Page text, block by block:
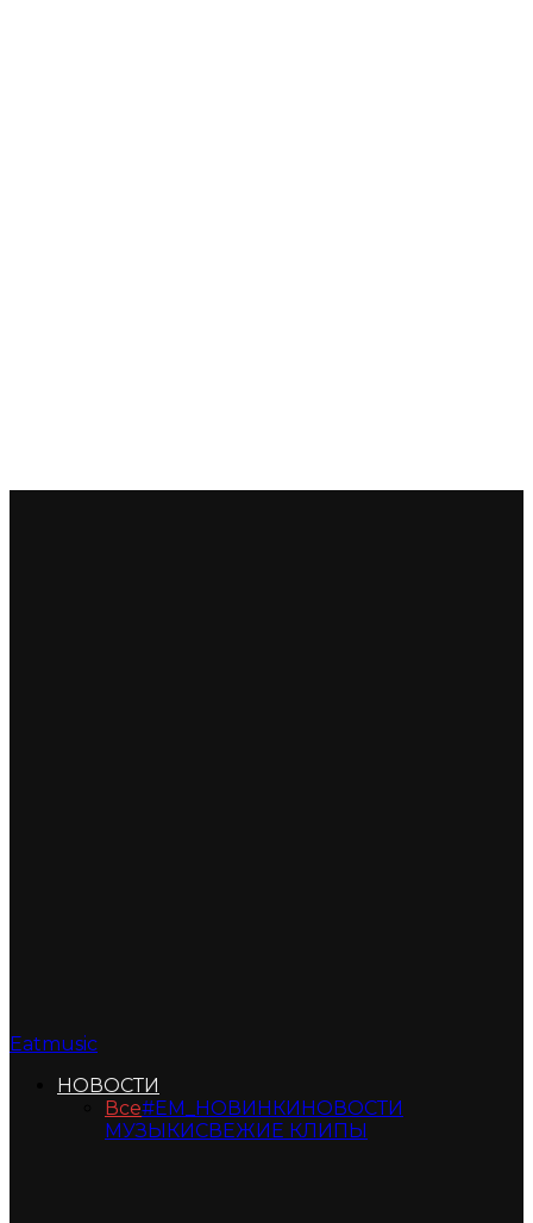
Eatmusic
НОВОСТИ
Все#ЕМ_НОВИНКИНОВОСТИ
МУЗЫКИСВЕЖИЕ КЛИПЫ